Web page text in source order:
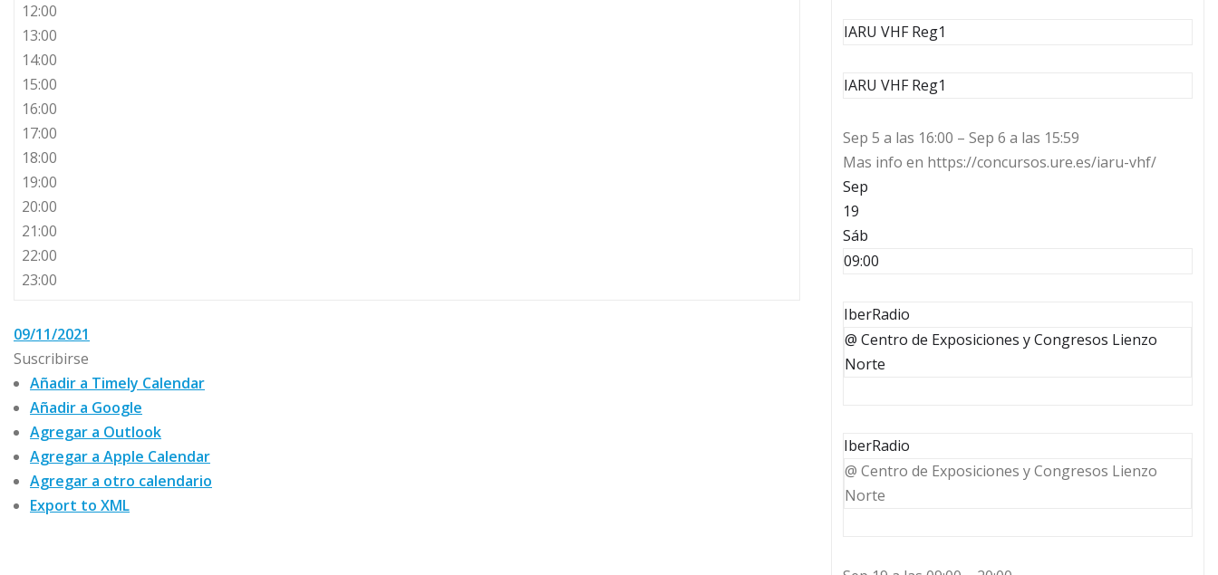
12:00
13:00
14:00
15:00
16:00
17:00
18:00
19:00
20:00
21:00
22:00
23:00
09/11/2021
Suscribirse
Añadir a Timely Calendar
Añadir a Google
Agregar a Outlook
Agregar a Apple Calendar
Agregar a otro calendario
Export to XML
IARU VHF Reg1
IARU VHF Reg1
Sep 5 a las 16:00 – Sep 6 a las 15:59
Mas info en https://concursos.ure.es/iaru-vhf/
Sep
19
Sáb
09:00
IberRadio
@ Centro de Exposiciones y Congresos Lienzo
Norte
IberRadio
@ Centro de Exposiciones y Congresos Lienzo
Norte